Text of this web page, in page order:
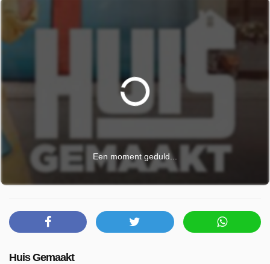
Een moment geduld...
Huis Gemaakt